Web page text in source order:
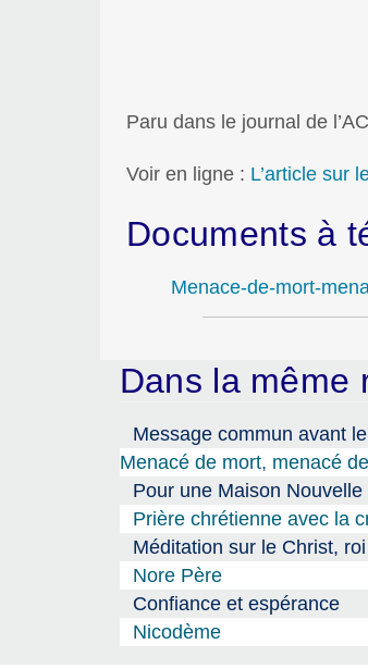
Paru dans le journal de
Voir en ligne : L’article sur
Documents à
Menace-de-mort-
Dans la
Message commun avant
Menacé de mort, menacé
Pour une Maison Nouvelle
Prière chrétienne avec la
Méditation sur le Christ, roi
Nore Père
Confiance et espérance
Nicodème